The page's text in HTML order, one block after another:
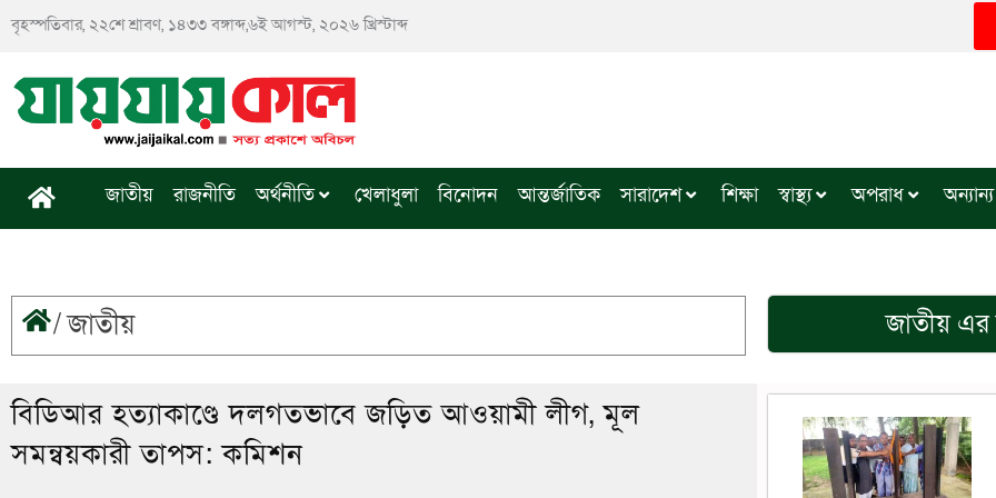
বৃহস্পতিবার, ২২শে শ্রাবণ, ১৪৩৩ বঙ্গাব্দ,৬ই আগস্ট, ২০২৬ খ্রিস্টাব্দ
জাতীয় রাজনীতি অর্থনীতি খেলাধুলা বিনোদন আন্তর্জাতিক সারাদেশ শিক্ষা স্বাস্থ্য অপরাধ অন্যান্য
/জাতীয় জাতীয়এর
বিডিআর হত্যাকাণ্ডে দলগতভাবে জড়িত আওয়ামী লীগ, মূল
সমন্বয়কারী তাপস: কমিশন